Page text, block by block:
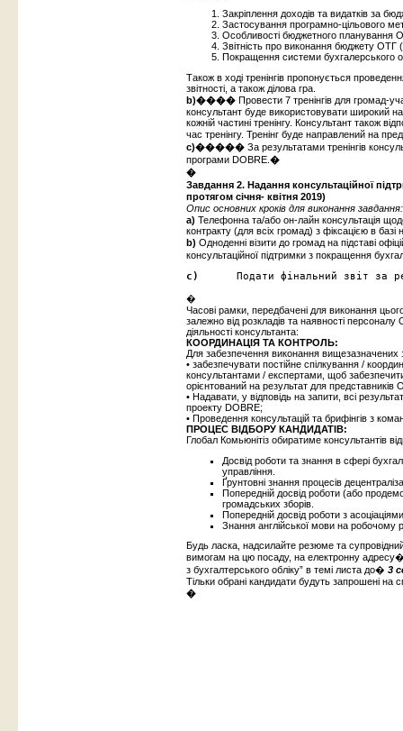
Закріплення доходів та видатків за
Застосування програмно-цільового
Особливості бюджетного планування
Звітність про виконання бюджету ОТГ
Покращення системи бухгалерського
Також в ході тренінгів пропонується
звітності, а також ділова гра.
b)���� Провести 7 тренінгів для громад-
консультант буде використовувати широкий
кожній частині тренінгу. Консультант також
час тренінгу. Тренінг буде направлений на
c)����� За результатами тренінгів
програми DOBRE. �
�
Завдання 2. Надання консультаційної
протягом січня- квітня 2019)
Опис основних кроків для виконання завдання:
a) Телефонна та/або он-лайн консультація
контракту (для всіх громад) з фіксацією в базі
b) Одноденні візити до громад на підставі
консультаційної підтримки з покращення
c) Подати фінальний звіт за
�
Часові рамки, передбачені для виконання
залежно від розкладів та наявності
діяльності консультанта:
КООРДИНАЦІЯ ТА КОНТРОЛЬ:
Для забезпечення виконання вищезазначених
• забезпечувати постійне спілкування /
консультантами / експертами, щоб
орієнтований на результат для представників
• Надавати, у відповідь на запити, всі
проекту DOBRE;
• Проведення консультацій та брифінгів з
ПРОЦЕС ВІДБОРУ КАНДИДАТІВ:
Глобал Комьюнітіз обиратиме консультантів
Досвід роботи та знання в сфері
управління.
Ґрунтовні знання процесів
Попередній досвід роботи (або
громадських зборів.
Попередній досвід роботи з
Знання англійської мови на робочому
Будь ласка, надсилайте резюме та
вимогам на цю посаду, на електронну
з бухгалтерського обліку” в темі листа до� 3
Тільки обрані кандидати будуть запрошені на
�